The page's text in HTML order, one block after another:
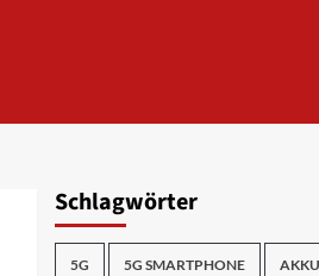
Schlagwörter
5G 5G SMARTPHONE AKKU